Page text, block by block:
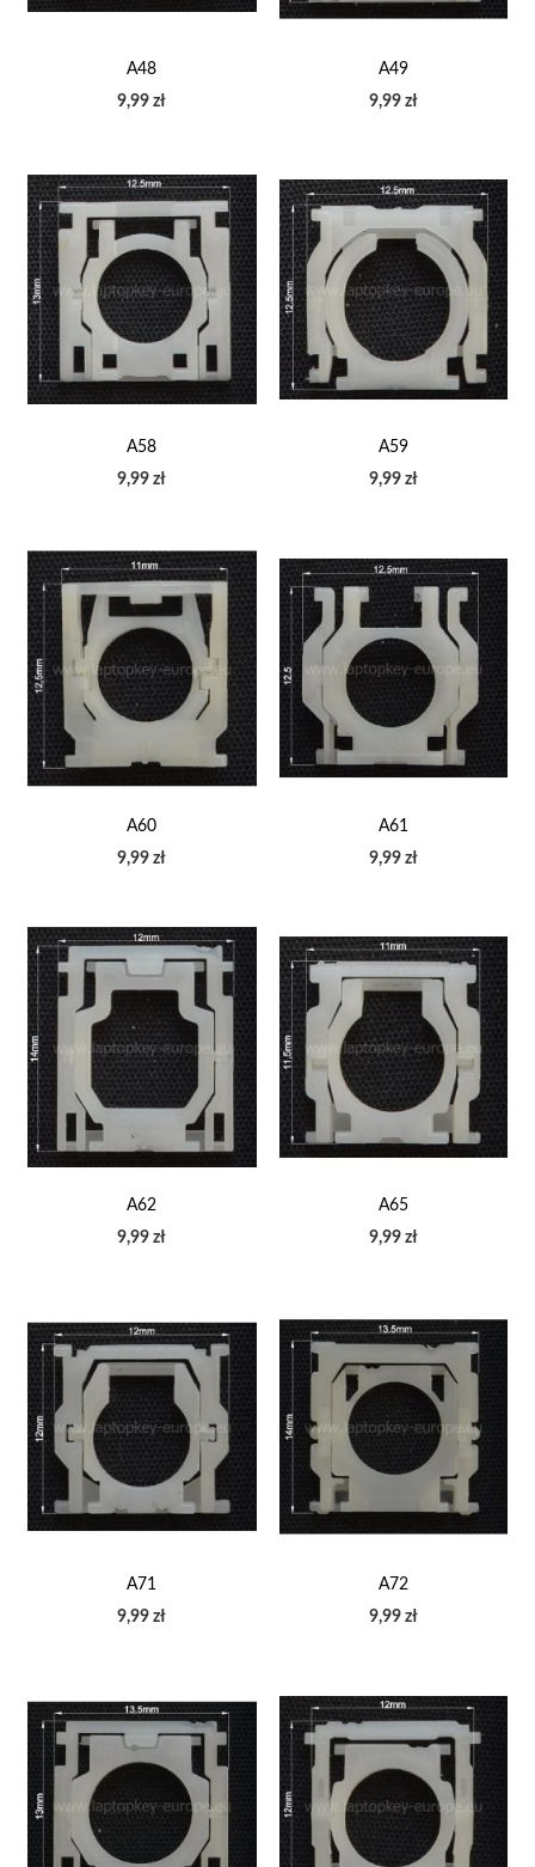
A48
9,99 zł
A49
9,99 zł
A58
9,99 zł
A59
9,99 zł
A60
9,99 zł
A61
9,99 zł
A62
9,99 zł
A65
9,99 zł
A71
9,99 zł
A72
9,99 zł